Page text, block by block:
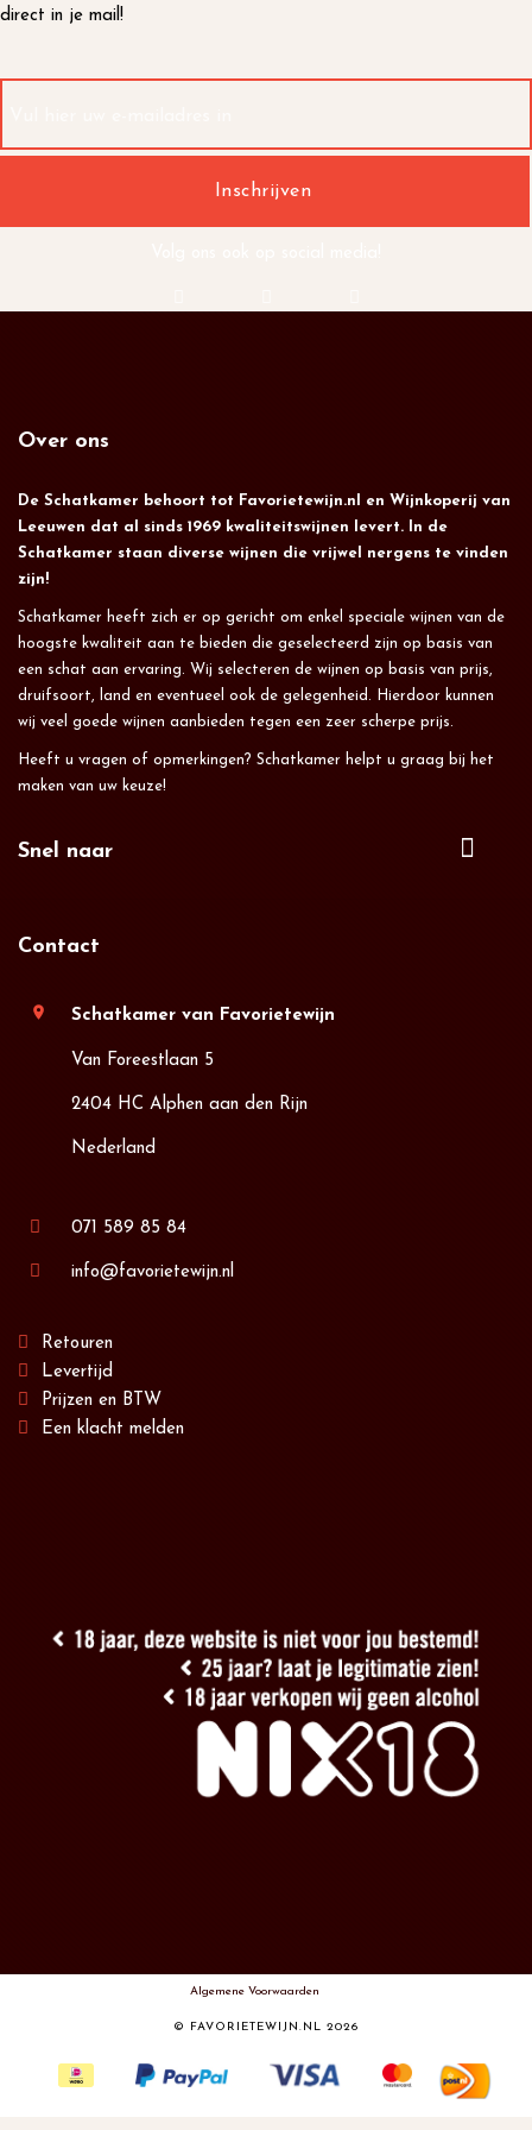
direct in je mail!
Over ons
De Schatkamer behoort tot Favorietewijn.nl en Wijnkoperij van
Leeuwen dat al sinds 1969 kwaliteitswijnen levert. In de
Schatkamer staan diverse wijnen die vrijwel nergens te vinden
zijn!
Schatkamer heeft zich er op gericht om enkel speciale wijnen van de
hoogste kwaliteit aan te bieden die geselecteerd zijn op basis van
een schat aan ervaring. Wij selecteren de wijnen op basis van prijs,
druifsoort, land en eventueel ook de gelegenheid. Hierdoor kunnen
wij veel goede wijnen aanbieden tegen een zeer scherpe prijs.
Heeft u vragen of opmerkingen? Schatkamer helpt u graag bij het
maken van uw keuze!
Snel naar
Contact
location_on Schatkamer van Favorietewijn
Van Foreestlaan 5
2404 HC Alphen aan den Rijn
Nederland
071 589 85 84
info@favorietewijn.nl
Retouren
Levertijd
Prijzen en BTW
Een klacht melden
Algemene Voorwaarden
© FAVORIETEWIJN.NL 2026